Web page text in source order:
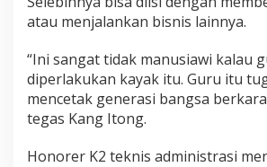
atau menjalankan bisnis lainnya.
“Ini sangat tidak manusiawi kalau
diperlakukan kayak itu. Guru itu
mencetak generasi bangsa
tegas Kang Itong.
Honorer K2 teknis administrasi